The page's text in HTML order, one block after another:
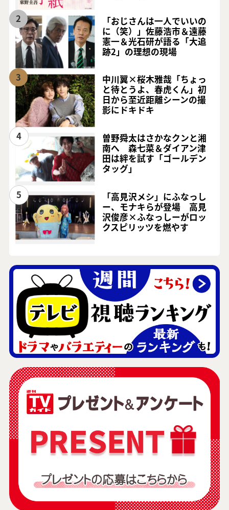
2
「おじさんは一人でいいの
に（笑）」佐藤浩市＆遠藤
憲一＆光石研が語る「大追
跡2」の理想の現場
3
中川翼×桜木雅哉「ちょっ
と待とうよ、春虎くん」初
日から至近距離シーンの撮
影にドキドキ
4
曽野舜太はさかなクンと湘
南へ 森七菜＆ダイアン津
田は絆を試す「ゴールデン
タッグ」
5
「高見沢メシ」にふなっし
ー、モナキらが登場 高見
沢俊彦×ふなっしーがロッ
クスピリッツを燃やす